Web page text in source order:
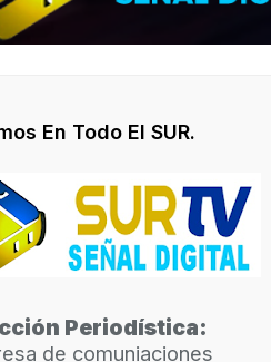
En Todo El SUR.
Periodística:
de comuniaciones